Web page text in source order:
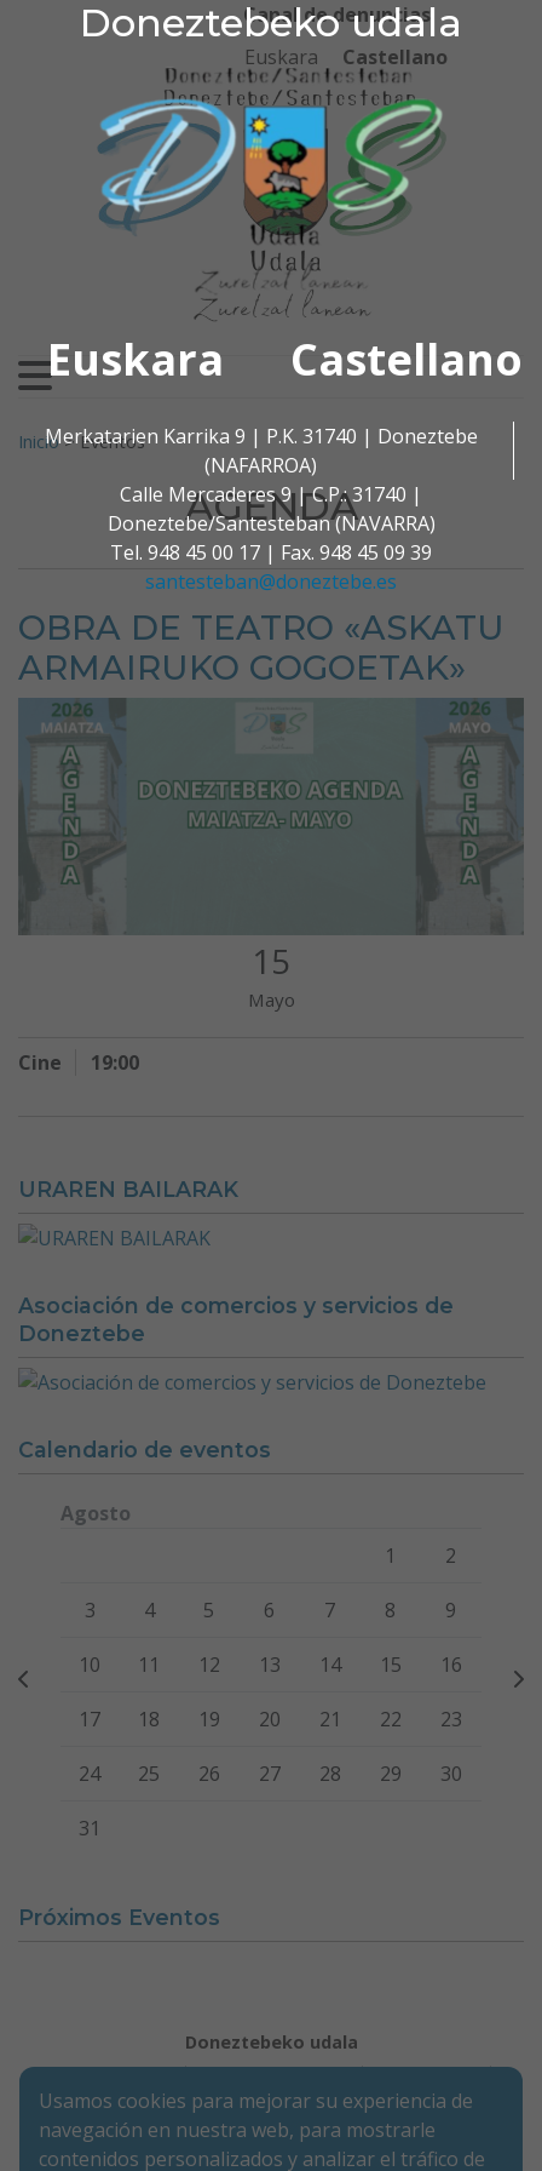
Doneztebeko udala
Euskara Castellano
Merkatarien Karrika 9 | P.K. 31740 | Doneztebe
(NAFARROA)
Calle Mercaderes 9 | C.P.: 31740 |
Doneztebe/Santesteban (NAVARRA)
Tel. 948 45 00 17 | Fax. 948 45 09 39
santesteban@doneztebe.es
Ir al contenido
Doneztebeko udala
Canal de denuncias
Euskara
Castellano
Buscar:
Inicio>Eventos
AGENDA
OBRA DE TEATRO «ASKATU
ARMAIRUKO GOGOETAK»
15
Mayo
Cine 19:00
URAREN BAILARAK
Asociación de comercios y servicios de
Doneztebe
Calendario de eventos
Agosto
Viernes Sábado
1 2
3 4 5 6 7 8 9
10 11 12 13 14 15 16
17 18 19 20 21 22 23
24 25 26 27 28 29 30
31
Próximos Eventos
Doneztebeko udala
Aviso de privacidad
Calle Mercaderes 9 | C.P.: 31740 | Doneztebe/Santesteban
(NAVARRA)
Usamos cookies para mejorar su experiencia de
navegación en nuestra web, para mostrarle
contenidos personalizados y analizar el tráfico de